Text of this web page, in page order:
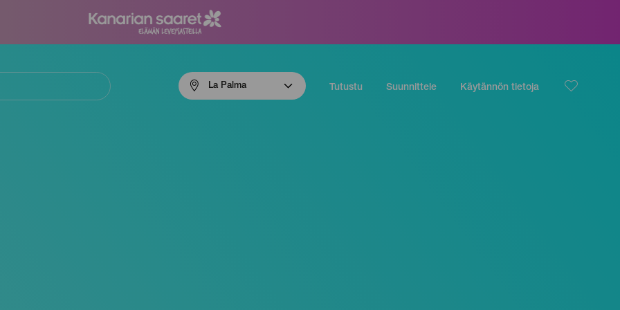
La Palma Tutustu Suunnittele Käytännön tietoja